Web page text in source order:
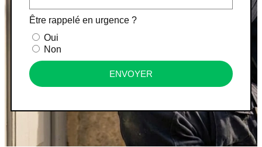
Être rappelé en urgence ?
Oui
Non
ENVOYER